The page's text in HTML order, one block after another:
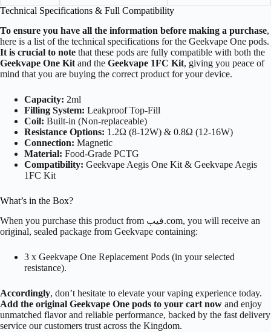
Technical Specifications & Full Compatibility
To ensure you have all the information before making a purchase,
here is a list of the technical specifications for the Geekvape One pods.
It is crucial to note that these pods are fully compatible with both the
Geekvape One Kit and the Geekvape 1FC Kit, giving you peace of
mind that you are buying the correct product for your device.
Capacity: 2ml
Filling System: Leakproof Top-Fill
Coil: Built-in (Non-replaceable)
Resistance Options: 1.2Ω (8-12W) & 0.8Ω (12-16W)
Connection: Magnetic
Material: Food-Grade PCTG
Compatibility: Geekvape Aegis One Kit & Geekvape Aegis
1FC Kit
What’s in the Box?
When you purchase this product from فيب.com, you will receive an
original, sealed package from Geekvape containing:
3 x Geekvape One Replacement Pods (in your selected
resistance).
Accordingly, don’t hesitate to elevate your vaping experience today.
Add the original Geekvape One pods to your cart now and enjoy
unmatched flavor and reliable performance, backed by the fast delivery
service our customers trust across the Kingdom.